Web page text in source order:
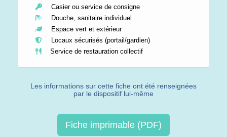
Casier ou service de consigne
Douche, sanitaire individuel
Espace vert et extérieur
Locaux sécurisés (portail/gardien)
Service de restauration collectif
Les informations sur cette fiche ont été renseignées
par le dispositif lui-même
Fiche imprimable (PDF)